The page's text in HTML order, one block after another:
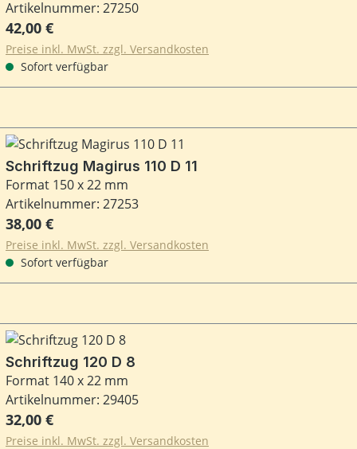
Artikelnummer: 27250
Regulärer Preis:
42,00 €
Preise inkl. MwSt. zzgl. Versandkosten
Sofort verfügbar
Schriftzug Magirus 110 D 11
Format 150 x 22 mm
Artikelnummer: 27253
Regulärer Preis:
38,00 €
Preise inkl. MwSt. zzgl. Versandkosten
Sofort verfügbar
Schriftzug 120 D 8
Format 140 x 22 mm
Artikelnummer: 29405
Regulärer Preis:
32,00 €
Preise inkl. MwSt. zzgl. Versandkosten